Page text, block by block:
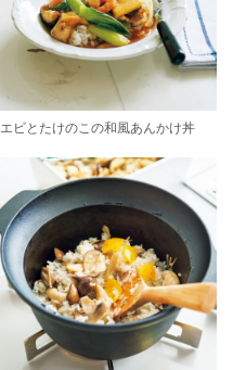
エビとたけのこの和風あんかけ丼